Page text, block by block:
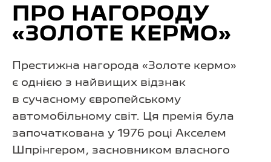
ПРО НАГОРОДУ
«ЗОЛОТЕ КЕРМО»
Престижна нагорода «Золоте кермо»
є однією з найвищих відзнак
в сучасному європейському
автомобільному світ. Ця премія була
започаткована у 1976 році Акселем
Шпрінгером, засновником власного